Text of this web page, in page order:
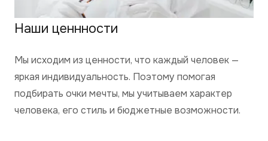
Наши ценнности
Мы исходим из ценности, что каждый человек —
яркая индивидуальность. Поэтому помогая
подбирать очки мечты, мы учитываем характер
человека, его стиль и бюджетные возможности.